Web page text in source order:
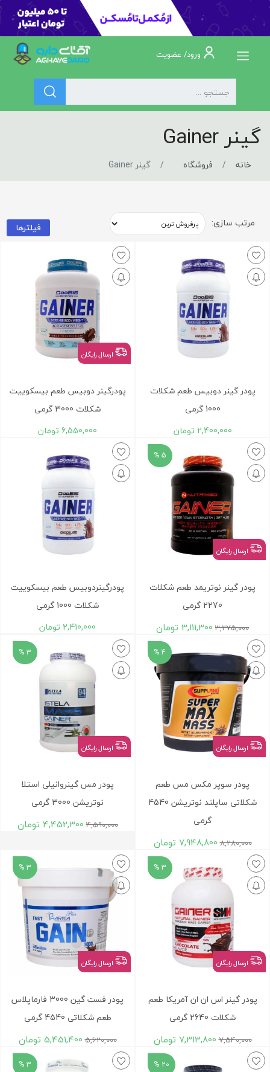
ورود/ عضویت
گینر Gainer
خانه فروشگاه گینر Gainer
مرتب سازی: فیلترها
پودر گینر دوبیس طعم شکلات
1000 گرمی
2,400,000 تومان
ارسال رایگان
پودرگینر دوبیس طعم بیسکوییت
شکلات 3000 گرمی
6,550,000 تومان
5 %
ارسال رایگان
پودر گینر نوتریمد طعم شکلات
2270 گرمی
3,275,000
3,111,300 تومان
پودرگینردوبیس طعم بیسکوییت
شکلات 1000 گرمی
2,410,000 تومان
4 %
ارسال رایگان
پودر سوپر مکس مس طعم
شکلاتی ساپلند نوتریشن 4540
گرمی
8,280,000
7,948,800 تومان
3 %
ارسال رایگان
پودر مس گینروانیلی استلا
نوتریشن 3000 گرمی
4,590,000
4,452,300 تومان
3 %
ارسال رایگان
پودر گینر اس ان ان آمریکا طعم
شکلات 2640 گرمی
7,540,000
7,313,800 تومان
3 %
ارسال رایگان
پودر فست گین 3000 فارماپلاس
طعم شکلاتی 4540 گرمی
5,620,000
5,451,400 تومان
20 %
3 %